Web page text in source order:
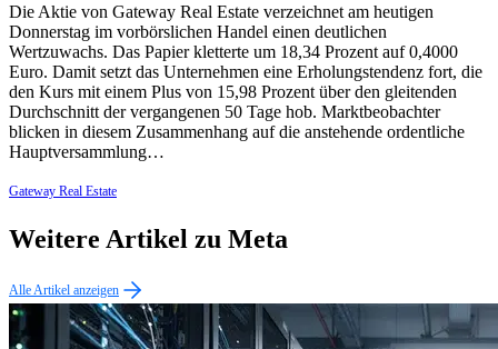
Die Aktie von Gateway Real Estate verzeichnet am heutigen
Donnerstag im vorbörslichen Handel einen deutlichen
Wertzuwachs. Das Papier kletterte um 18,34 Prozent auf 0,4000
Euro. Damit setzt das Unternehmen eine Erholungstendenz fort, die
den Kurs mit einem Plus von 15,98 Prozent über den gleitenden
Durchschnitt der vergangenen 50 Tage hob. Marktbeobachter
blicken in diesem Zusammenhang auf die anstehende ordentliche
Hauptversammlung…
Gateway Real Estate
Weitere Artikel zu Meta
Alle Artikel anzeigen